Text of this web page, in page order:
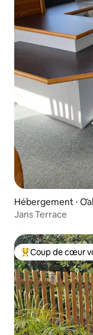
Hébergement ⋅
Jans Terrace
Coups de cœur
Coup de cœur